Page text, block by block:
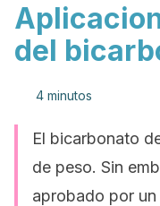
del
4 minutos
El bicarbonato
de peso. Sin
aprobado por